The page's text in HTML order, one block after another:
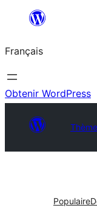
contenu
Français
Obtenir WordPress
Populaire